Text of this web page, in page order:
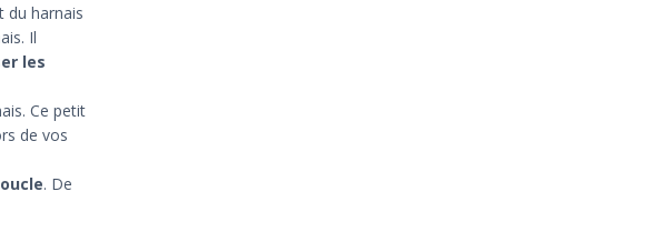
du harnais
Il
les
Ce petit
de vos
. De